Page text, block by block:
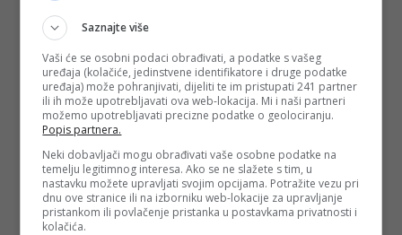
Saznajte više
Vaši će se osobni podaci obrađivati, a podatke s vašeg
uređaja (kolačiće, jedinstvene identifikatore i druge podatke
uređaja) može pohranjivati, dijeliti te im pristupati 241 partner
ili ih može upotrebljavati ova web-lokacija. Mi i naši partneri
možemo upotrebljavati precizne podatke o geolociranju.
Popis partnera.
Neki dobavljači mogu obrađivati vaše osobne podatke na
temelju legitimnog interesa. Ako se ne slažete s tim, u
nastavku možete upravljati svojim opcijama. Potražite vezu pri
dnu ove stranice ili na izborniku web-lokacije za upravljanje
pristankom ili povlačenje pristanka u postavkama privatnosti i
kolačića.